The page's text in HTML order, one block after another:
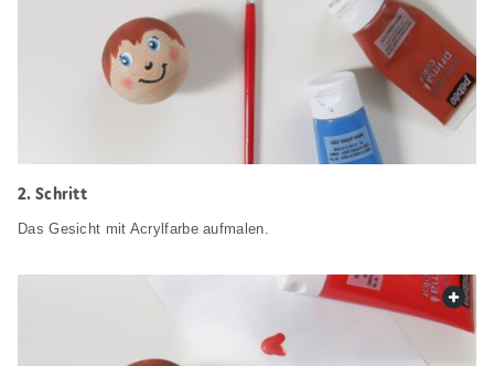
Schritt
Das Gesicht mit Acrylfarbe aufmalen.